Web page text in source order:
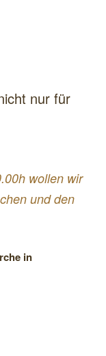
nur für
wollen wir
und den
in